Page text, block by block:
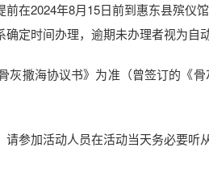
2024年8月15日前到惠东县殡仪
定时间办理，逾期未办理者视为自
撒海协议书》为准（曾签订的《骨
加活动人员在活动当天务必要听从